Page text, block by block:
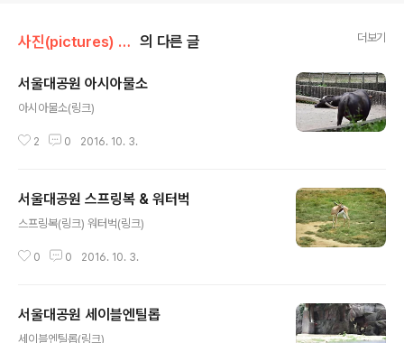
사진(pictures) - 동물이야기/┗ 소목 / 소과 의 다른 글 더보기
서울대공원 아시아물소
아시아물소(링크)
2 0 2016. 10. 3.
서울대공원 스프링복 & 워터벅
스프링복(링크) 워터벅(링크)
0 0 2016. 10. 3.
서울대공원 세이블엔틸롭
세이블엔틸롭(링크)